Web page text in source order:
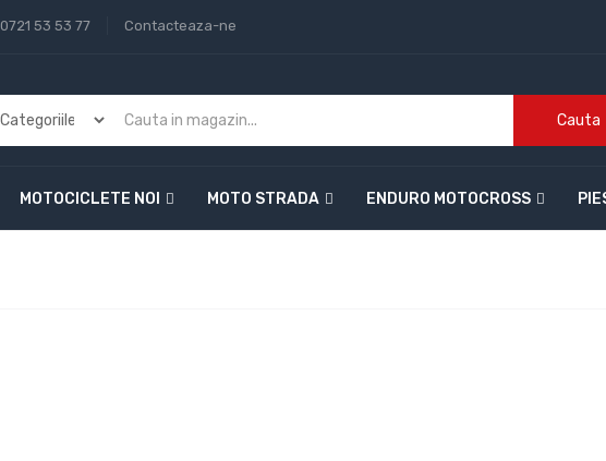
0721 53 53 77 Contacteaza-ne
Cauta
MOTOCICLETE NOI MOTO STRADA ENDURO MOTOCROSS